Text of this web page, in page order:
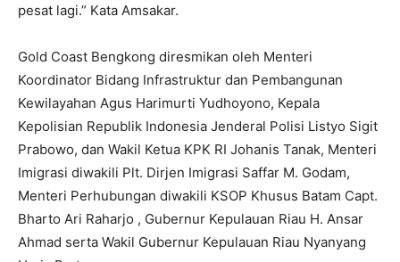
pesat lagi.” Kata Amsakar.
Gold Coast Bengkong diresmikan oleh Menteri
Koordinator Bidang Infrastruktur dan Pembangunan
Kewilayahan Agus Harimurti Yudhoyono, Kepala
Kepolisian Republik Indonesia Jenderal Polisi Listyo Sigit
Prabowo, dan Wakil Ketua KPK RI Johanis Tanak, Menteri
Imigrasi diwakili Plt. Dirjen Imigrasi Saffar M. Godam,
Menteri Perhubungan diwakili KSOP Khusus Batam Capt.
Bharto Ari Raharjo , Gubernur Kepulauan Riau H. Ansar
Ahmad serta Wakil Gubernur Kepulauan Riau Nyanyang